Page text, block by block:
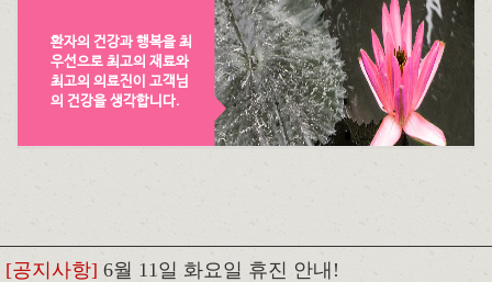
e
n
환자의 건강과 행복을 최
우선으로 최고의 재료와
최고의 의료진이 고객님
의 건강을 생각합니다.
[공지사항] 6월 11일 화요일 휴진 안내!